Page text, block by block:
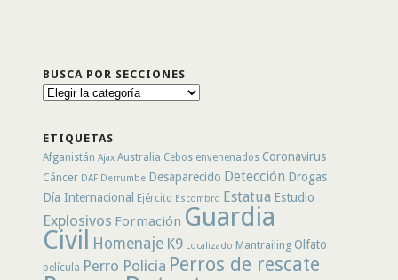
BUSCA POR SECCIONES
Busca
ETIQUETAS
Afganistán Ajax Australia Cebos envenenados Coronavirus
Cáncer DAF Derrumbe Desaparecido Detección Drogas
Día Internacional Ejército Escombro Estatua Estudio
Explosivos Formación Guardia
Civil Homenaje K9 Localizado Mantrailing Olfato
película Perro Policia Perros de rescate